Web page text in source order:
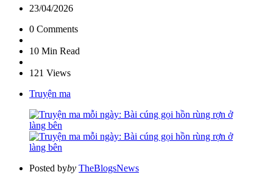
23/04/2026
0 Comments
10 Min Read
121 Views
Truyện ma
Posted byby TheBlogsNews